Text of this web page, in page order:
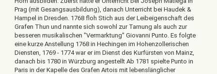
Prag (mit Gesangsausbildung), danach Unterricht bei Haudek &
Hampel in Dresden. 1768 floh Stich aus der Leibeigenschaft des
Grafen Thun und nannte sich sowohl zur Tarnung als auch zur
besseren musikalischen "Vermarktung" Giovanni Punto. Es folgte
eine kurze Anstellung 1768 in Hechingen im Hohenzollerischen
Diensten, 1769 - 1774 war er im Dienst des Kurfürsten von Mainz,
danach bis 1780 in Würzburg angestellt Ab 1781 spielte Punto in
Paris in der Kapelle des Grafen Artois mit lebenslänglicher